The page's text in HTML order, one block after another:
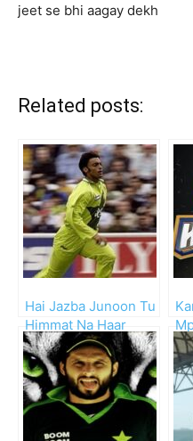
jeet se bhi aagay dekh
Related posts:
Hai Jazba Junoon Tu
Himmat Na Haar